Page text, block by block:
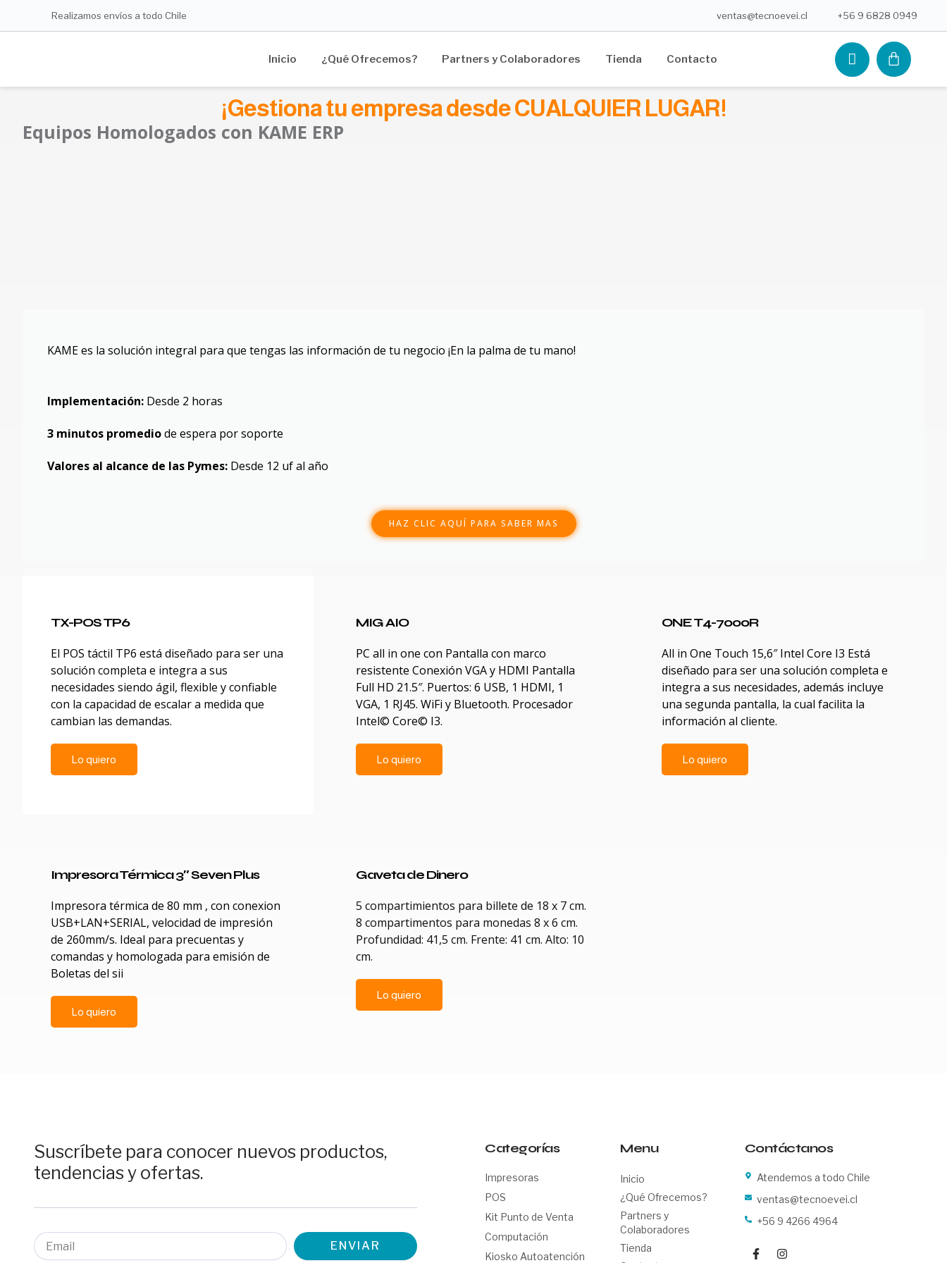
Realizamos envíos a todo Chile ventas@tecnoevei.cl +56 9 6828 0949
Inicio ¿Qué Ofrecemos? Partners y Colaboradores Tienda Contacto
¡Gestiona tu empresa desde CUALQUIER LUGAR!
Equipos Homologados con KAME ERP
KAME es la solución integral para que tengas las información de tu negocio ¡En la palma de tu mano!
Implementación: Desde 2 horas
3 minutos promediode espera por soporte
Valores al alcance de las Pymes: Desde 12 uf al año
HAZ CLIC AQUÍ PARA SABER MAS
TX-POS TP6
El POS táctil TP6 está diseñado para ser una
solución completa e integra a sus
necesidades siendo ágil, flexible y confiable
con la capacidad de escalar a medida que
cambian las demandas.
Lo quiero
MIG AIO
PC all in one con Pantalla con marco
resistente Conexión VGA y HDMI Pantalla
Full HD 21.5″. Puertos: 6 USB, 1 HDMI, 1
VGA, 1 RJ45. WiFi y Bluetooth. Procesador
Intel© Core© I3.
Lo quiero
ONE T4-7000R
All in One Touch 15,6″ Intel Core I3 Está
diseñado para ser una solución completa e
integra a sus necesidades, además incluye
una segunda pantalla, la cual facilita la
información al cliente.
Lo quiero
Impresora Térmica 3″ Seven Plus
Impresora térmica de 80 mm , con conexion
USB+LAN+SERIAL, velocidad de impresión
de 260mm/s. Ideal para precuentas y
comandas y homologada para emisión de
Boletas del sii
Lo quiero
Gaveta de Dinero
5 compartimientos para billete de 18 x 7 cm.
8 compartimentos para monedas 8 x 6 cm.
Profundidad: 41,5 cm. Frente: 41 cm. Alto: 10
cm.
Lo quiero
Suscríbete para conocer nuevos productos,
tendencias y ofertas.
Email ENVIAR
Categorías
Impresoras
POS
Kit Punto de Venta
Computación
Kiosko Autoatención
Menu
Inicio
¿Qué Ofrecemos?
Partners y
Colaboradores
Tienda
Contáctanos
Atendemos a todo Chile
ventas@tecnoevei.cl
+56 9 4266 4964
F
a
I
n